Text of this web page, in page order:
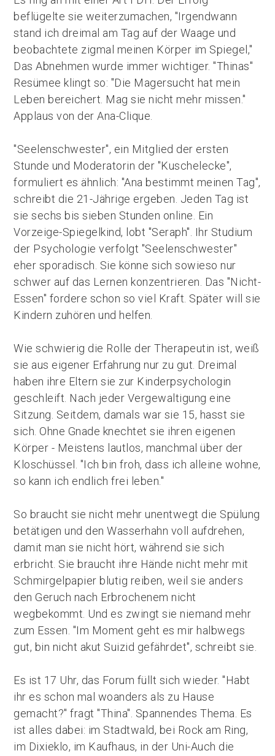
beflügelte sie weiterzumachen, "Irgendwann
stand ich dreimal am Tag auf der Waage und
beobachtete zigmal meinen Körper im Spiegel,"
Das Abnehmen wurde immer wichtiger. "Thinas"
Resümee klingt so: "Die Magersucht hat mein
Leben bereichert. Mag sie nicht mehr missen."
Applaus von der Ana-Clique.
"Seelenschwester", ein Mitglied der ersten
Stunde und Moderatorin der "Kuschelecke",
formuliert es ähnlich: "Ana bestimmt meinen Tag",
schreibt die 21-Jährige ergeben. Jeden Tag ist
sie sechs bis sieben Stunden online. Ein
Vorzeige-Spiegelkind, lobt "Seraph". Ihr Studium
der Psychologie verfolgt "Seelenschwester"
eher sporadisch. Sie könne sich sowieso nur
schwer auf das Lernen konzentrieren. Das "Nicht-
Essen" fordere schon so viel Kraft. Später will sie
Kindern zuhören und helfen.
Wie schwierig die Rolle der Therapeutin ist, weiß
sie aus eigener Erfahrung nur zu gut. Dreimal
haben ihre Eltern sie zur Kinderpsychologin
geschleift. Nach jeder Vergewaltigung eine
Sitzung. Seitdem, damals war sie 15, hasst sie
sich. Ohne Gnade knechtet sie ihren eigenen
Körper - Meistens lautlos, manchmal über der
Kloschüssel. "Ich bin froh, dass ich alleine wohne,
so kann ich endlich frei leben."
So braucht sie nicht mehr unentwegt die Spülung
betätigen und den Wasserhahn voll aufdrehen,
damit man sie nicht hört, während sie sich
erbricht. Sie braucht ihre Hände nicht mehr mit
Schmirgelpapier blutig reiben, weil sie anders
den Geruch nach Erbrochenem nicht
wegbekommt. Und es zwingt sie niemand mehr
zum Essen. "Im Moment geht es mir halbwegs
gut, bin nicht akut Suizid gefährdet", schreibt sie.
Es ist 17 Uhr, das Forum füllt sich wieder. "Habt
ihr es schon mal woanders als zu Hause
gemacht?" fragt "Thina". Spannendes Thema. Es
ist alles dabei: im Stadtwald, bei Rock am Ring,
im Dixieklo, im Kaufhaus, in der Uni-Auch die